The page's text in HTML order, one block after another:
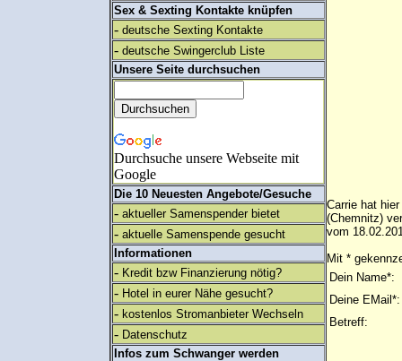
Sex & Sexting Kontakte knüpfen
- deutsche Sexting Kontakte
- deutsche Swingerclub Liste
Unsere Seite durchsuchen
Durchsuche unsere Webseite mit
Google
Die 10 Neuesten Angebote/Gesuche
- aktueller Samenspender bietet
- aktuelle Samenspende gesucht
Informationen
- Kredit bzw Finanzierung nötig?
- Hotel in eurer Nähe gesucht?
- kostenlos Stromanbieter Wechseln
- Datenschutz
Infos zum Schwanger werden
Carrie hat
(Chemnitz)
vom
Mit *
Dein Name*:
Deine EMail*:
Betreff: